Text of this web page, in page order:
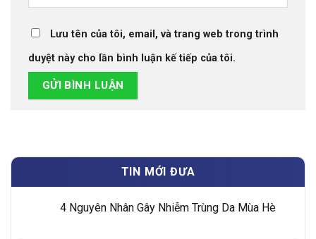
Lưu tên của tôi, email, và trang web trong trình
duyệt này cho lần bình luận kế tiếp của tôi.
TIN MỚI ĐƯA
4 Nguyên Nhân Gây Nhiễm Trùng Da Mùa Hè